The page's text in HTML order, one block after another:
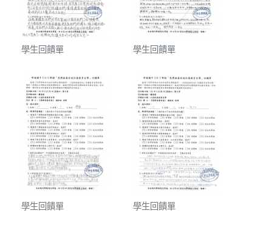
學生回饋單 學生回饋單
學生回饋單 學生回饋單